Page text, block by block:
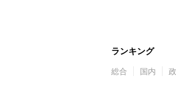
ランキング
総合 国内